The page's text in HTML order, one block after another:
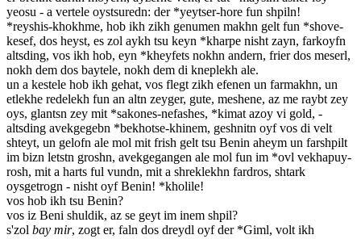
yeosu - a vertele oystsuredn: der *yeytser-hore fun shpiln!
*reyshis-khokhme, hob ikh zikh genumen makhn gelt fun *shove-
kesef, dos heyst, es zol aykh tsu keyn *kharpe nisht zayn, farkoyfn
altsding, vos ikh hob, eyn *kheyfets nokhn andern, frier dos meserl,
nokh dem dos baytele, nokh dem di kneplekh ale.
un a kestele hob ikh gehat, vos flegt zikh efenen un farmakhn, un
etlekhe redelekh fun an altn zeyger, gute, meshene, az me raybt zey
oys, glantsn zey mit *sakones-nefashes, *kimat azoy vi gold, -
altsding avekgegebn *bekhotse-khinem, geshnitn oyf vos di velt
shteyt, un gelofn ale mol mit frish gelt tsu Benin aheym un farshpilt
im bizn letstn groshn, avekgegangen ale mol fun im *ovl vekhapuy-
rosh, mit a harts ful vundn, mit a shreklekhn fardros, shtark
oysgetrogn - nisht oyf Benin! *kholile!
vos hob ikh tsu Benin?
vos iz Beni shuldik, az se geyt im inem shpil?
s'zol bay mir, zogt er, faln dos dreydl oyf der *Giml, volt ikh